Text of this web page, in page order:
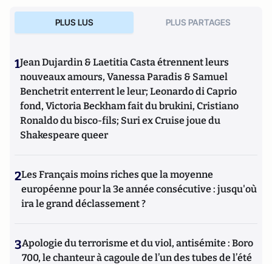
PLUS LUS PLUS PARTAGES
1Jean Dujardin & Laetitia Casta étrennent leurs
nouveaux amours, Vanessa Paradis & Samuel
Benchetrit enterrent le leur; Leonardo di Caprio
fond, Victoria Beckham fait du brukini, Cristiano
Ronaldo du bisco-fils; Suri ex Cruise joue du
Shakespeare queer
2Les Français moins riches que la moyenne
européenne pour la 3e année consécutive : jusqu'où
ira le grand déclassement ?
3Apologie du terrorisme et du viol, antisémite : Boro
700, le chanteur à cagoule de l’un des tubes de l’été